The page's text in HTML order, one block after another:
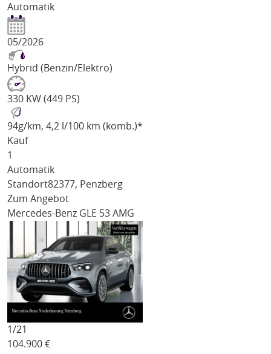
Automatik
05/2026
Hybrid (Benzin/Elektro)
330 KW (449 PS)
94g/km, 4,2 l/100 km (komb.)*
Kauf
1
Automatik
Standort82377, Penzberg
Zum Angebot
Mercedes-Benz GLE 53 AMG
1/21
104.900 €